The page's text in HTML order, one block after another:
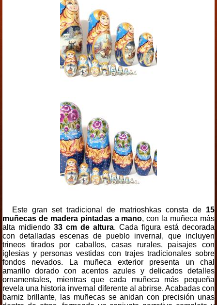
Este gran set tradicional de matrioshkas consta de 15
muñecas de madera pintadas a mano, con la muñeca más
alta midiendo 33 cm de altura. Cada figura está decorada
con detalladas escenas de pueblo invernal, que incluyen
trineos tirados por caballos, casas rurales, paisajes con
iglesias y personas vestidas con trajes tradicionales sobre
fondos nevados. La muñeca exterior presenta un chal
amarillo dorado con acentos azules y delicados detalles
ornamentales, mientras que cada muñeca más pequeña
revela una historia invernal diferente al abrirse. Acabadas con
barniz brillante, las muñecas se anidan con precisión unas